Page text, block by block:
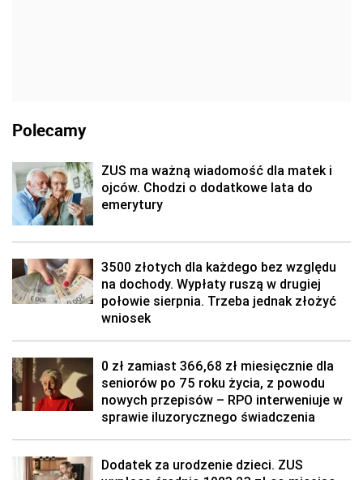
Polecamy
ZUS ma ważną wiadomość dla matek i
ojców. Chodzi o dodatkowe lata do
emerytury
3500 złotych dla każdego bez względu
na dochody. Wypłaty ruszą w drugiej
połowie sierpnia. Trzeba jednak złożyć
wniosek
0 zł zamiast 366,68 zł miesięcznie dla
seniorów po 75 roku życia, z powodu
nowych przepisów – RPO interweniuje w
sprawie iluzorycznego świadczenia
Dodatek za urodzenie dzieci. ZUS